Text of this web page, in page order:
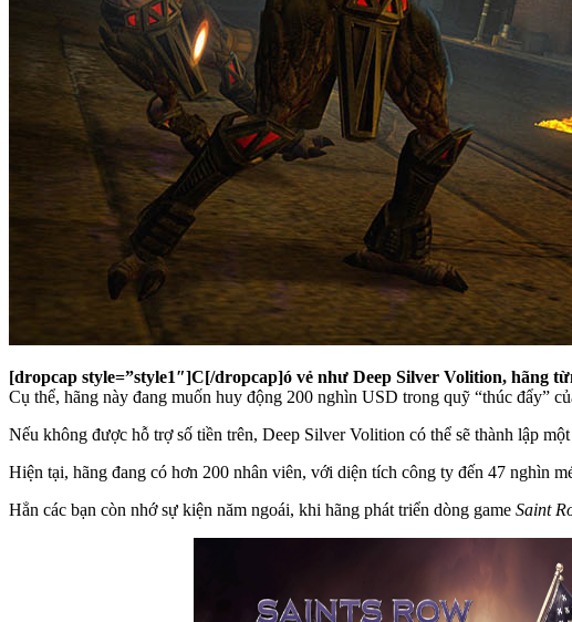
[dropcap style=”style1″]C[/dropcap]ó vẻ như Deep Silver Volition, hãng
Cụ thể, hãng này đang muốn huy động 200 nghìn USD trong quỹ “thúc đẩy”
Nếu không được hỗ trợ số tiền trên, Deep Silver Volition có thể sẽ thành lập
Hiện tại, hãng đang có hơn 200 nhân viên, với diện tích công ty đến 47 nghìn
Hẳn các bạn còn nhớ sự kiện năm ngoái, khi hãng phát triển dòng game Saint